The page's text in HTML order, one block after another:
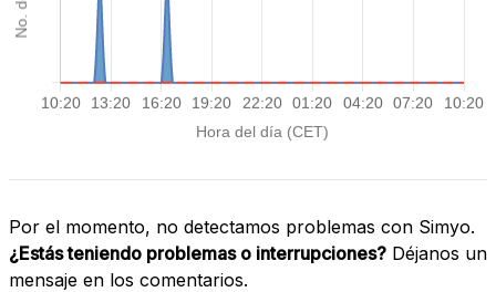
Por el momento, no detectamos problemas con Simyo.
¿Estás teniendo problemas o interrupciones? Déjanos un
mensaje en los comentarios.